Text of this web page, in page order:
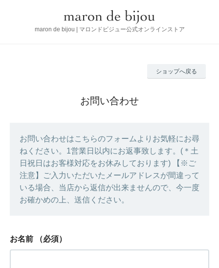
maron de bijou | マロンドビジュー公式オンラインストア
ショップへ戻る
お問い合わせ
お問い合わせはこちらのフォームよりお気軽にお尋
ねください。1営業日以内にお返事致します。(＊土
日祝日はお客様対応をお休みしております) 【※ご
注意】ご入力いただいたメールアドレスが間違って
いる場合、当店から返信が出来ませんので、今一度
お確かめの上、送信ください。
お名前 （必須）